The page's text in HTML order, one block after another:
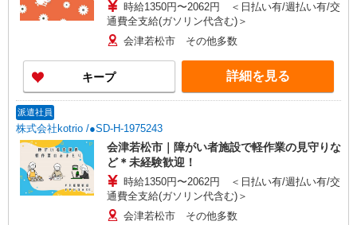
時給1350円〜2062円 ＜日払い有/週払い有/交
通費全支給(ガソリン代含む)＞
会津若松市 その他多数
キープ 詳細を見る
派遣社員
株式会社kotrio /●SD-H-1975243
会津若松市｜障がい者施設で軽作業の見守りな
ど＊未経験歓迎！
時給1350円〜2062円 ＜日払い有/週払い有/交
通費全支給(ガソリン代含む)＞
会津若松市 その他多数